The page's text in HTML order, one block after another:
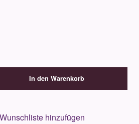
In den Warenkorb
hinzufügen